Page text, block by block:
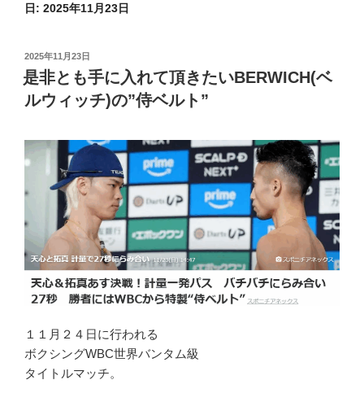
日: 2025年11月23日
投
稿
日:
2025年11月23日
是非とも手に入れて頂きたいBERWICH(ベ
ルウィッチ)の”侍ベルト”
１１月２４日に行われる
ボクシングWBC世界バンタム級
タイトルマッチ。